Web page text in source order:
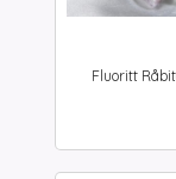
Fluoritt